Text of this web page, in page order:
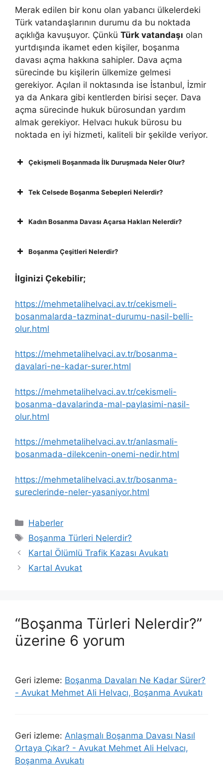
Merak edilen bir konu olan yabancı ülkelerdeki
Türk vatandaşlarının durumu da bu noktada
açıklığa kavuşuyor. Çünkü Türk vatandaşı olan
yurtdışında ikamet eden kişiler, boşanma
davası açma hakkına sahipler. Dava açma
sürecinde bu kişilerin ülkemize gelmesi
gerekiyor. Açılan il noktasında ise İstanbul, İzmir
ya da Ankara gibi kentlerden birisi seçer. Dava
açma sürecinde hukuk bürosundan yardım
almak gerekiyor. Helvacı hukuk bürosu bu
noktada en iyi hizmeti, kaliteli bir şekilde veriyor.
Çekişmeli Boşanmada İlk Duruşmada Neler Olur?
Tek Celsede Boşanma Sebepleri Nelerdir?
Kadın Bosanma Davası Açarsa Hakları Nelerdir?
Boşanma Çeşitleri Nelerdir?
İlginizi Çekebilir;
https://mehmetalihelvaci.av.tr/cekismeli-
bosanmalarda-tazminat-durumu-nasil-belli-
olur.html
https://mehmetalihelvaci.av.tr/bosanma-
davalari-ne-kadar-surer.html
https://mehmetalihelvaci.av.tr/cekismeli-
bosanma-davalarinda-mal-paylasimi-nasil-
olur.html
https://mehmetalihelvaci.av.tr/anlasmali-
bosanmada-dilekcenin-onemi-nedir.html
https://mehmetalihelvaci.av.tr/bosanma-
sureclerinde-neler-yasaniyor.html
Kategoriler
Haberler
Etiketler
Boşanma Türleri Nelerdir?
Kartal Ölümlü Trafik Kazası Avukatı
Kartal Avukat
“Boşanma Türleri Nelerdir?”
üzerine 6 yorum
Geri izleme: Boşanma Davaları Ne Kadar Sürer?
- Avukat Mehmet Ali Helvacı, Boşanma Avukatı
Geri izleme: Anlaşmalı Boşanma Davası Nasıl
Ortaya Çıkar? - Avukat Mehmet Ali Helvacı,
Boşanma Avukatı